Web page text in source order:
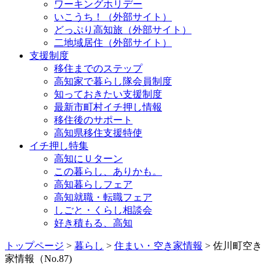
ワーキングホリデー
いこうち！（外部サイト）
どっぷり高知旅（外部サイト）
二地域居住（外部サイト）
支援制度
移住までのステップ
高知家で暮らし隊会員制度
知っておきたい支援制度
最新市町村イチ押し情報
移住後のサポート
高知県移住支援特使
イチ押し特集
高知にＵターン
この暮らし、ありかも。
高知暮らしフェア
高知就職・転職フェア
しごと・くらし相談会
好き積もる、高知
トップページ > 暮らし > 住まい・空き家情報 > 佐川町空き
家情報（No.87)